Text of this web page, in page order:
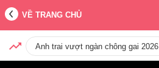
VỀ TRANG CHỦ
Anh trai vượt ngàn chông gai 2026